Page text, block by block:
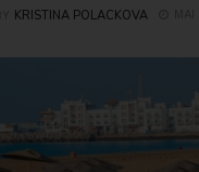
KRISTINA POLACKOVA